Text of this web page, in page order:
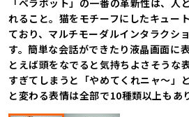
「ベラボット」の一番の革新性は、人
れること。猫をモチーフにしたキュー
ており、マルチモーダルインタラクシ
す。簡単な会話ができたり液晶画面に
とえば頭をなでると気持ちよさそうな
すぎてしまうと「やめてくれニャ〜」
と変わる表情は全部で10種類以上もあ